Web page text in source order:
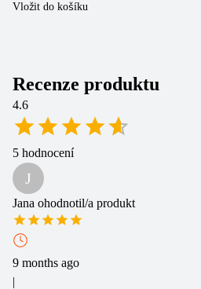
Vložit do košíku
Recenze produktu
4.6
5 hodnocení
J
Jana ohodnotil/a produkt
9 months ago
|